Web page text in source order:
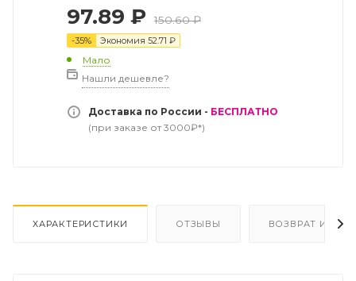
97.89 ₽ 150.60₽
-35% Экономия 52.71 ₽
Мало
Нашли дешевле?
Доставка по России - БЕСПЛАТНО
(при заказе от 3000₽*)
ХАРАКТЕРИСТИКИ ОТЗЫВЫ ВОЗВРАТ И